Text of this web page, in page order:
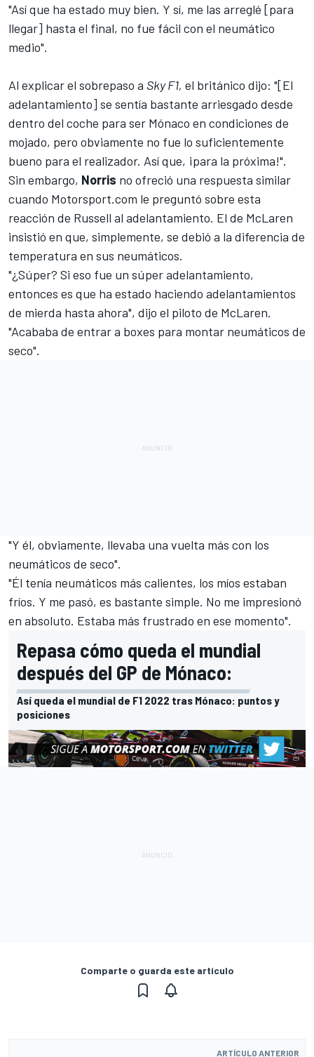
"Así que ha estado muy bien. Y sí, me las arreglé [para
llegar] hasta el final, no fue fácil con el neumático
medio".
Al explicar el sobrepaso a Sky F1, el británico dijo: "[El
adelantamiento] se sentía bastante arriesgado desde
dentro del coche para ser Mónaco en condiciones de
mojado, pero obviamente no fue lo suficientemente
bueno para el realizador. Así que, ¡para la próxima!".
Sin embargo, Norris no ofreció una respuesta similar
cuando Motorsport.com le preguntó sobre esta
reacción de Russell al adelantamiento. El de McLaren
insistió en que, simplemente, se debió a la diferencia de
temperatura en sus neumáticos.
"¿Súper? Si eso fue un súper adelantamiento,
entonces es que ha estado haciendo adelantamientos
de mierda hasta ahora", dijo el piloto de McLaren.
"Acababa de entrar a boxes para montar neumáticos de
seco".
"Y él, obviamente, llevaba una vuelta más con los
neumáticos de seco".
"Él tenía neumáticos más calientes, los míos estaban
fríos. Y me pasó, es bastante simple. No me impresionó
en absoluto. Estaba más frustrado en ese momento".
Repasa cómo queda el mundial
después del GP de Mónaco:
Así queda el mundial de F1 2022 tras Mónaco: puntos y
posiciones
Comparte o guarda este artículo
ARTÍCULO ANTERIOR